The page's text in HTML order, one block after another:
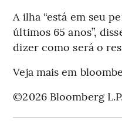
A ilha “está em seu
últimos 65 anos”,
dizer como será o
Veja mais em
©2026 Bloomberg